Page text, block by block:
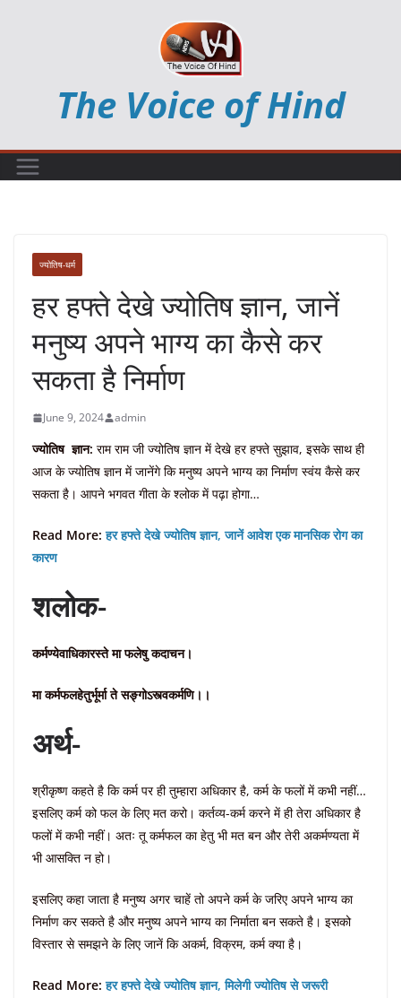
The Voice of Hind
ज्योतिष-धर्म
हर हफ्ते देखे ज्योतिष ज्ञान, जानें
मनुष्य अपने भाग्य का कैसे कर
सकता है निर्माण
June 9, 2024 admin
ज्योतिष ज्ञान: राम राम जी ज्योतिष ज्ञान में देखे हर हफ्ते सुझाव, इसके साथ ही
आज के ज्योतिष ज्ञान में जानेंगे कि मनुष्य अपने भाग्य का निर्माण स्वंय कैसे कर
सकता है। आपने भगवत गीता के श्लोक में पढ़ा होगा…
Read More:हर हफ्ते देखे ज्योतिष ज्ञान, जानें आवेश एक मानसिक रोग का
कारण
शलोक-
कर्मण्येवाधिकारस्ते मा फलेषु कदाचन।
मा कर्मफलहेतुर्भूर्मा ते सङ्गोऽस्त्वकर्मणि।।
अर्थ-
श्रीकृष्ण कहते है कि कर्म पर ही तुम्हारा अधिकार है, कर्म के फलों में कभी नहीं…
इसलिए कर्म को फल के लिए मत करो। कर्तव्य-कर्म करने में ही तेरा अधिकार है
फलों में कभी नहीं। अतः तू कर्मफल का हेतु भी मत बन और तेरी अकर्मण्यता में
भी आसक्ति न हो।
इसलिए कहा जाता है मनुष्य अगर चाहें तो अपने कर्म के जरिए अपने भाग्य का
निर्माण कर सकते है और मनुष्य अपने भाग्य का निर्माता बन सकते है। इसको
विस्तार से समझने के लिए जानें कि अकर्म, विक्रम, कर्म क्या है।
Read More:हर हफ्ते देखे ज्योतिष ज्ञान, मिलेगी ज्योतिष से जरूरी